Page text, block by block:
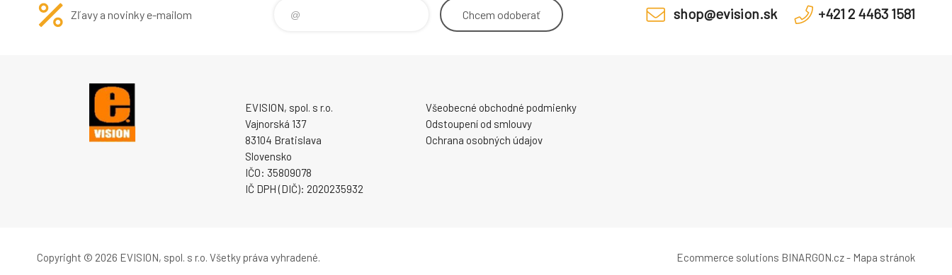
Zľavy a novinky e-mailom Chcem odoberať shop@evision.sk +421 2 4463 1581
EVISION, spol. s r.o.
Vajnorská 137
83104 Bratislava
Slovensko
IČO: 35809078
IČ DPH (DIČ): 2020235932
Všeobecné obchodné podmienky
Odstoupení od smlouvy
Ochrana osobných údajov
Copyright © 2026 EVISION, spol. s r.o. Všetky práva vyhradené. Ecommerce solutions BINARGON.cz- Mapa stránok